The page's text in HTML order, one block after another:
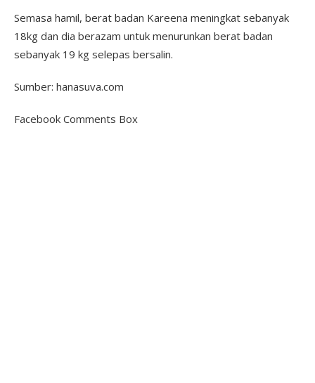
Semasa hamil, berat badan Kareena meningkat sebanyak
18kg dan dia berazam untuk menurunkan berat badan
sebanyak 19 kg selepas bersalin.
Sumber: hanasuva.com
Facebook Comments Box